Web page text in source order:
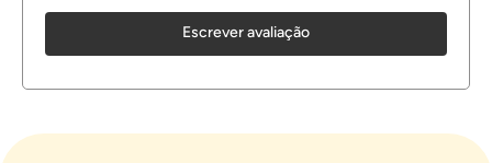
Escrever avaliação